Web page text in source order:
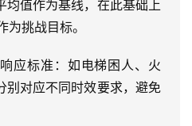
均值作为基线，在此基础上
为挑战目标。
应标准：如电梯困人、火
别对应不同时效要求，避免